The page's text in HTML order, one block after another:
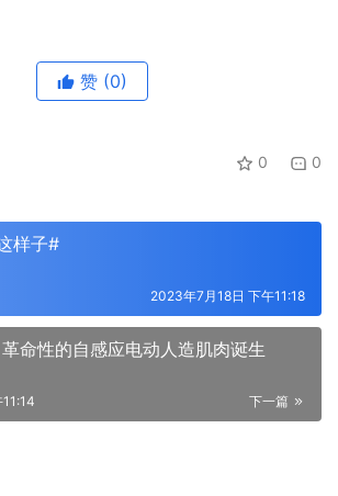
赞 (0)
0 0
样子#
2023年7月18日 下午11:18
命性的自感应电动人造肌肉诞生
下一篇